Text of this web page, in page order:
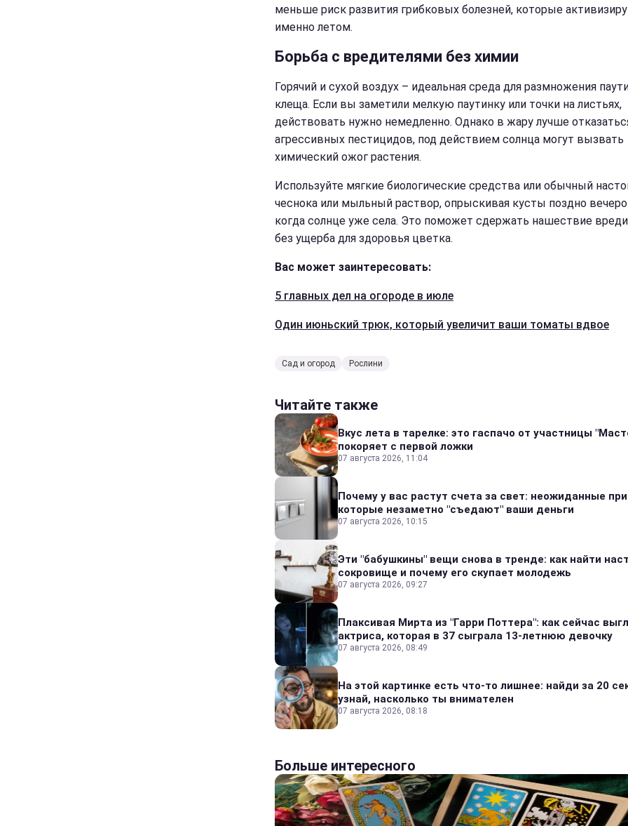
меньше риск развития грибковых болезней, которые
именно летом.
Борьба с вредителями без химии
Горячий и сухой воздух – идеальная среда для размножения
клеща. Если вы заметили мелкую паутинку или точки на листьях,
действовать нужно немедленно. Однако в жару лучше
агрессивных пестицидов, под действием солнца могут вызвать
химический ожог растения.
Используйте мягкие биологические средства или обычный
чеснока или мыльный раствор, опрыскивая кусты поздно
когда солнце уже села. Это поможет сдержать нашествие
без ущерба для здоровья цветка.
Вас может заинтересовать:
5 главных дел на огороде в июле
Один июньский трюк, который увеличит ваши томаты вдвое
Сад и огород Рослини
Читайте также
Вкус лета в тарелке: это гаспачо от участницы
покоряет с первой ложки
07 августа 2026, 11:04
Почему у вас растут счета за свет: неожиданные
которые незаметно "съедают" ваши деньги
07 августа 2026, 10:15
Эти "бабушкины" вещи снова в тренде: как найти
сокровище и почему его скупает молодежь
07 августа 2026, 09:27
Плаксивая Мирта из "Гарри Поттера": как сейчас
актриса, которая в 37 сыграла 13-летнюю девочку
07 августа 2026, 08:49
На этой картинке есть что-то лишнее: найди за 20
узнай, насколько ты внимателен
07 августа 2026, 08:18
Больше интересного